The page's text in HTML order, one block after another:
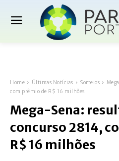
Home Últimas Notícias Sorteios
com prêmio de R$ 16 milhões
Mega-Sena:
concurso 2814,
R$ 16 milhões